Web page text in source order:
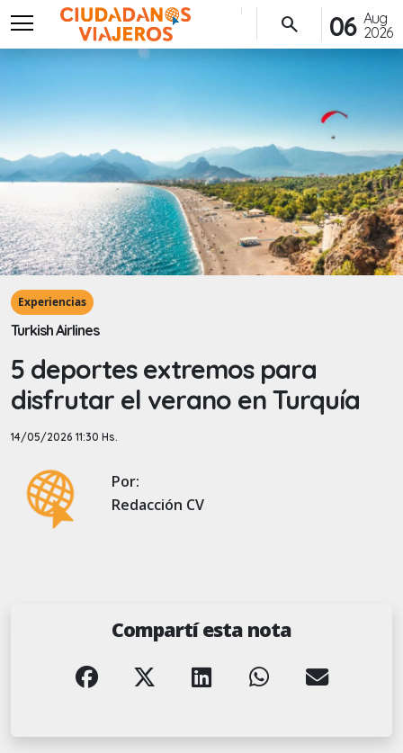
menu
Aug
2026
06
search
Experiencias
Turkish Airlines
5 deportes extremos para
disfrutar el verano en Turquía
14/05/2026 11:30 Hs.
Por:
Redacción CV
Compartí esta nota